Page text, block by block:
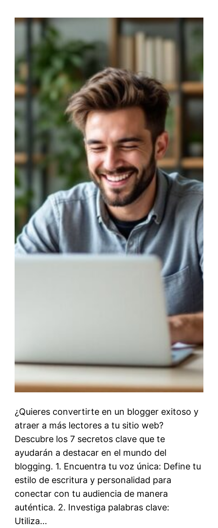
¿Quieres convertirte en un blogger exitoso y
atraer a más lectores a tu sitio web?
Descubre los 7 secretos clave que te
ayudarán a destacar en el mundo del
blogging. 1. Encuentra tu voz única: Define tu
estilo de escritura y personalidad para
conectar con tu audiencia de manera
auténtica. 2. Investiga palabras clave:
Utiliza…